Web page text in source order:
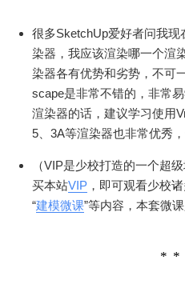
很多SketchUp爱好者问我现
染器，我应该渲染哪一个渲
染器各有优势和劣势，不可
scape是非常不错的，非常
渲染器的话，建议学习使用
5、3A等渲染器也非常优秀
（VIP是少校打造的一个超
买本站VIP ，即可观看少校
“建模微课”等内容，本套微
本套微课只是VIP诸多微
扫描二维码继续阅读